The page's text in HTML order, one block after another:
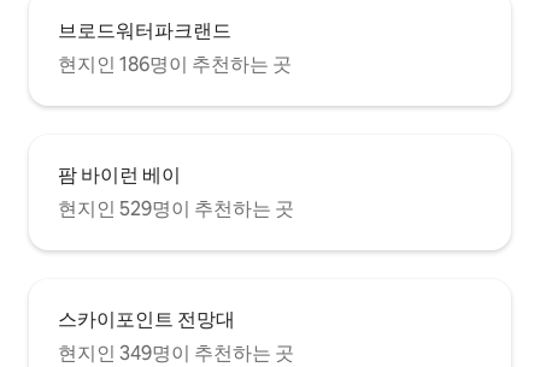
브로드워터파크랜드
현지인 186명이 추천하는 곳
팜 바이런 베이
현지인 529명이 추천하는 곳
스카이포인트 전망대
현지인 349명이 추천하는 곳